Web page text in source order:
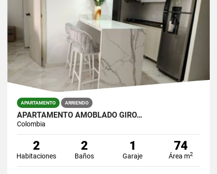
APARTAMENTO ARRIENDO
APARTAMENTO AMOBLADO GIRO…
Colombia
2
Habitaciones
2
Baños
1
Garaje
74
Área m2